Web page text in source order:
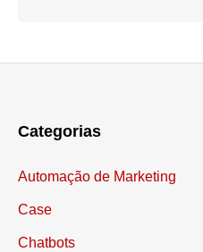
Categorias
Automação de Marketing
Case
Chatbots